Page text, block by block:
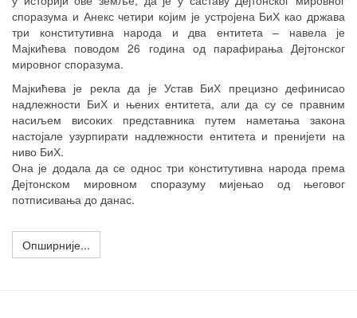
споразума и Анекс четири којим је устројена БиХ као држава
три конститутивна народа и два ентитета – навела је
Мајкићева поводом 26 година од парафирања Дејтонског
мировног споразума.
Мајкићева је рекла да је Устав БиХ прецизно дефинисао
надлежности БиХ и њених ентитета, али да су се правним
насиљем високих представника путем наметања закона
настојале узурпирати надлежности ентитета и пренијети на
ниво БиХ.
Она је додала да се однос три конститутивна народа према
Дејтонском мировном споразуму мијењао од његовог
потписивања до данас.
Опширније...